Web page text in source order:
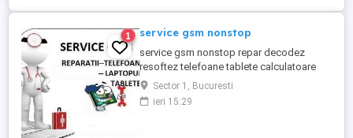
1 service gsm nonstop
service gsm nonstop repar decodez
resoftez telefoane tablete calculatoare
laptopuri .Ce trebuie sa stit sunt persoana
fizica lucrez la domiciliu REPARATIA SE
FACE PE LOC IN FATA DUMNEAVOASTRA
Sector 1, Bucuresti
ieri 15:29